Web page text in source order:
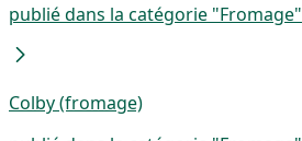
publié dans la catégorie "Fromage"
Colby (fromage)